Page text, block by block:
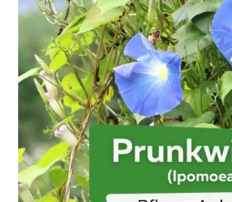
Fassaden und ...